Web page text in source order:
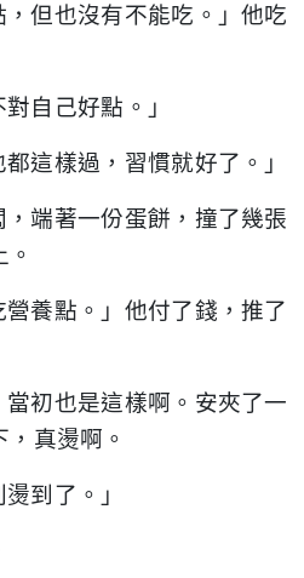
，但也沒有不能吃。」他吃
自己好點。」
都這樣過，習慣就好了。」
端著一份蛋餅，撞了幾張
營養點。」他付了錢，推了
當初也是這樣啊。安夾了一
真燙啊。
到了。」